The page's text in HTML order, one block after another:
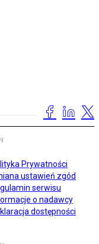
Prywatności
ustawień zgód
serwisu
o nadawcy
dostępności